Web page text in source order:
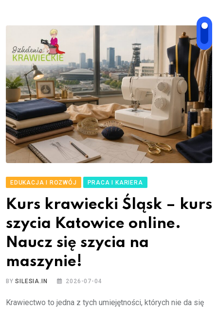
EDUKACJA I ROZWÓJ PRACA I KARIERA
Kurs krawiecki Śląsk – kurs
szycia Katowice online.
Naucz się szycia na
maszynie!
BYSILESIA.IN 2026-07-04
Krawiectwo to jedna z tych umiejętności, których nie da się